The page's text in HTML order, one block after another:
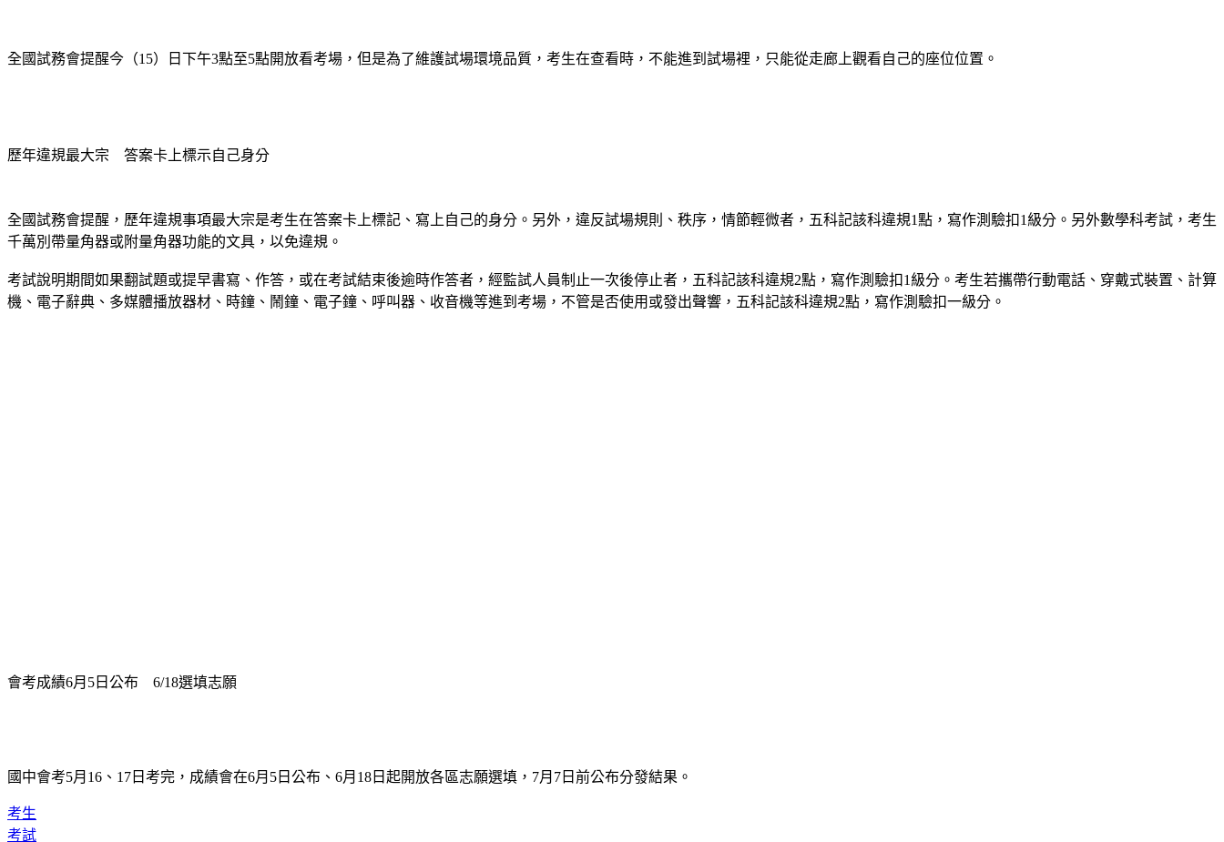
全國試務會提醒今（15）日下午3點至5點開放看考場，但是為了維護試場環境品質，考生在查看時，不能進到試場裡，只能從走廊上觀看自己的座位位置。
歷年違規最大宗　答案卡上標示自己身分
全國試務會提醒，歷年違規事項最大宗是考生在答案卡上標記、寫上自己的身分。另外，違反試場規則、秩序，情節輕微者，五科記該科違規1點，寫作測驗扣1級分。另外數學科考試，考生
千萬別帶量角器或附量角器功能的文具，以免違規。
考試說明期間如果翻試題或提早書寫、作答，或在考試結束後逾時作答者，經監試人員制止一次後停止者，五科記該科違規2點，寫作測驗扣1級分。考生若攜帶行動電話、穿戴式裝置、計算
機、電子辭典、多媒體播放器材、時鐘、鬧鐘、電子鐘、呼叫器、收音機等進到考場，不管是否使用或發出聲響，五科記該科違規2點，寫作測驗扣一級分。
會考成績6月5日公布　6/18選填志願
國中會考5月16、17日考完，成績會在6月5日公布、6月18日起開放各區志願選填，7月7日前公布分發結果。
考生
考試